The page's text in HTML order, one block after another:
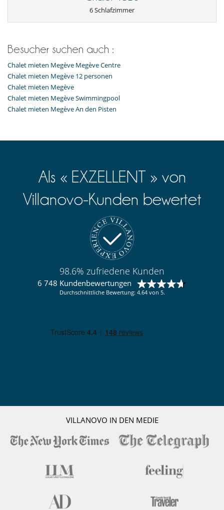
voll ausgestattete Küche
Wasserkocher
Unterhaltung, Wohlbefinden & Sport
Außen-Swimmingpool
Bar
Fernseher
Fitnessraum
Hanteln
Sound system
6 Schlafzimmer
Besucher suchen auch :
Chalet mieten Megève Megève Centre
Chalet mieten Megève 12 personen
Chalet mieten Megève
Chalet mieten Megève Swimmingpool
Chalet mieten Megève An den Pisten
Als « EXZELLENT » von
Villanovo-Kunden bewertet
98.6% zufriedene Kunden
6 748 Kundenbewertungen
Durchschnittliche Bewertung: 4.64 von 5.
VILLANOVO IN DEN MEDIE